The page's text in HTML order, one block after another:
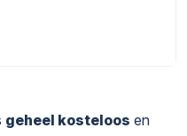
geheel kosteloos en